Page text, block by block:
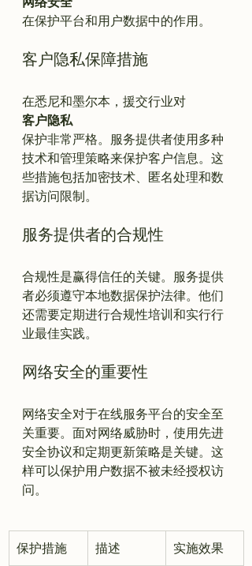
客户隐私保障措施
在悉尼和墨尔本，援交行业对
客户隐私
保护非常严格。服务提供者使用多种
技术和管理策略来保护客户信息。这
些措施包括加密技术、匿名处理和数
服务提供者的合规性
合规性是赢得信任的关键。服务提供
者必须遵守本地数据保护法律。他们
还需要定期进行合规性培训和实行行
网络安全的重要性
网络安全对于在线服务平台的安全至
关重要。面对网络威胁时，使用先进
安全协议和定期更新策略是关键。这
样可以保护用户数据不被未经授权访
保护措施 描述 实施效果